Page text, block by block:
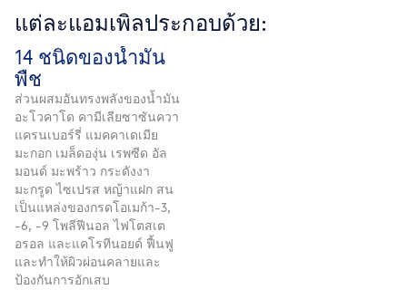
แต่ละแอมเพิลประกอบด้วย:
14 ชนิดของน้ำมัน
พืช
ส่วนผสมอันทรงพลังของน้ำมัน
อะโวคาโด คามีเลียซาซันควา
แครนเบอร์รี่ แมคคาเดเมีย
มะกอก เมล็ดองุ่น เรพซีด อัล
มอนด์ มะพร้าว กระดังงา
มะกรูด ไซเปรส หญ้าแฝก สน
เป็นแหล่งของกรดโอเมก้า-3,
-6, -9 โพลีฟีนอล ไฟโตสเต
อรอล และแคโรทีนอยด์ ฟื้นฟู
และทำให้ผิวผ่อนคลายและ
ป้องกันการอักเสบ